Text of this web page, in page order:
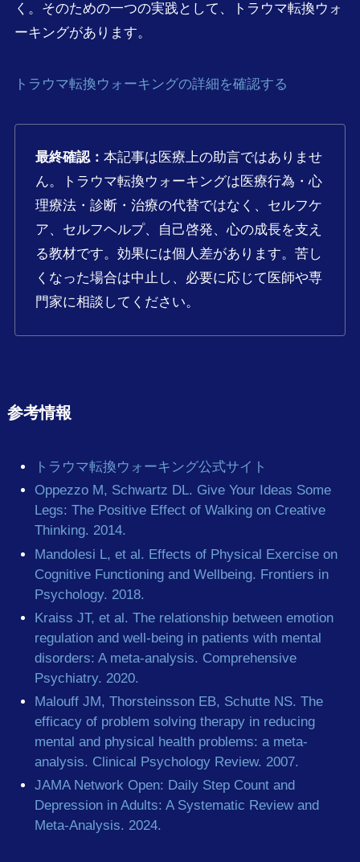
く。そのための一つの実践として、トラウマ転換ウォ
ーキングがあります。
トラウマ転換ウォーキングの詳細を確認する
最終確認：本記事は医療上の助言ではありませ
ん。トラウマ転換ウォーキングは医療行為・心
理療法・診断・治療の代替ではなく、セルフケ
ア、セルフヘルプ、自己啓発、心の成長を支え
る教材です。効果には個人差があります。苦し
くなった場合は中止し、必要に応じて医師や専
門家に相談してください。
参考情報
トラウマ転換ウォーキング公式サイト
Oppezzo M, Schwartz DL. Give Your Ideas Some
Legs: The Positive Effect of Walking on Creative
Thinking. 2014.
Mandolesi L, et al. Effects of Physical Exercise on
Cognitive Functioning and Wellbeing. Frontiers in
Psychology. 2018.
Kraiss JT, et al. The relationship between emotion
regulation and well-being in patients with mental
disorders: A meta-analysis. Comprehensive
Psychiatry. 2020.
Malouff JM, Thorsteinsson EB, Schutte NS. The
efficacy of problem solving therapy in reducing
mental and physical health problems: a meta-
analysis. Clinical Psychology Review. 2007.
JAMA Network Open: Daily Step Count and
Depression in Adults: A Systematic Review and
Meta-Analysis. 2024.